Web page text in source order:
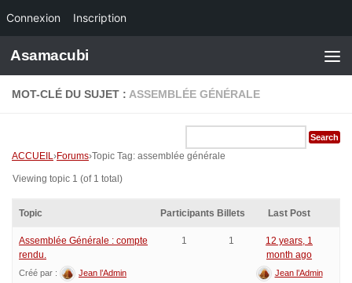
Connexion Inscription
Skip to content
Asamacubi
MOT-CLÉ DU SUJET : ASSEMBLÉE GÉNÉRALE
ACCUEIL›Forums›Topic Tag: assemblée générale
Viewing topic 1 (of 1 total)
Topic Participants Billets Last Post
Assemblée Générale : compte
rendu.
Créé par :
Jean l’Admin
1 1
12 years, 1
month ago
Jean l’Admin